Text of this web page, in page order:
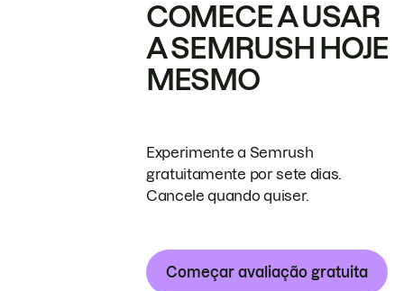
COMECE A USAR
A SEMRUSH HOJE
MESMO
Experimente a Semrush
gratuitamente por sete dias.
Cancele quando quiser.
Começar avaliação gratuita